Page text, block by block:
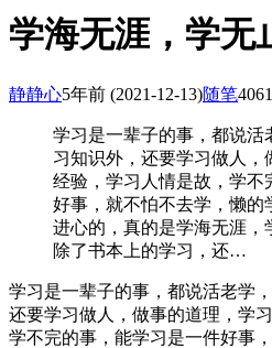
学海无涯，学无
静静心5年前 (2021-12-13)随笔4061
学习是一辈子的事，都说活
习知识外，还要学习做人，
经验，学习人情是故，学不
好事，就不怕不去学，懒的
进心的，真的是学海无涯，
除了书本上的学习，还…
学习是一辈子的事，都说活老学
还要学习做人，做事的道理，学
学不完的事，能学习是一件好事